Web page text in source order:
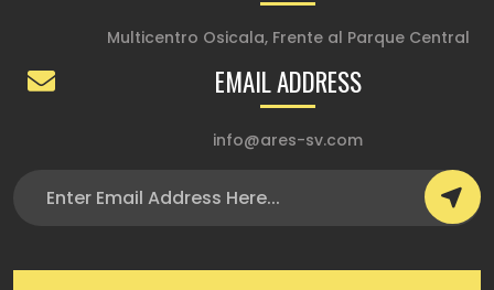
Multicentro Osicala, Frente al Parque Central
EMAIL ADDRESS
info@ares-sv.com